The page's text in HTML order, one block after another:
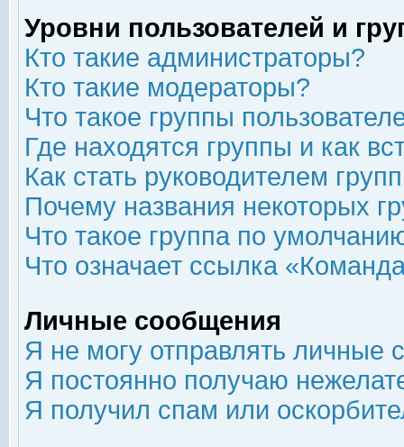
Уровни пользователей и
Кто такие администраторы?
Кто такие модераторы?
Что такое группы
Где находятся группы и как
Как стать руководителем
Почему названия некоторых
Что такое группа по
Что означает ссылка
Личные сообщения
Я не могу отправлять личные
Я постоянно получаю
Я получил спам или